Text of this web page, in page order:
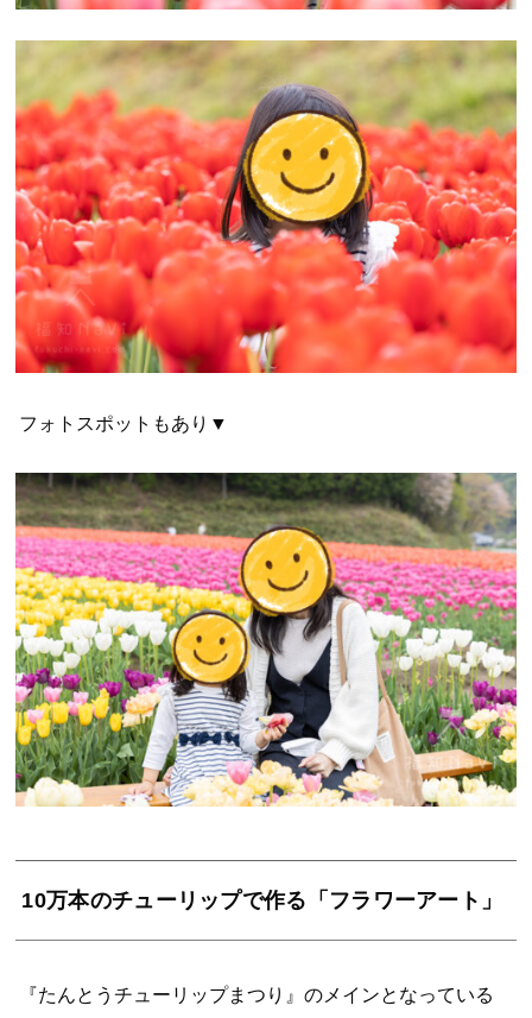
フォトスポットもあり▼
10万本のチューリップで作る「フラワーアート」
『たんとうチューリップまつり』のメインとなっている